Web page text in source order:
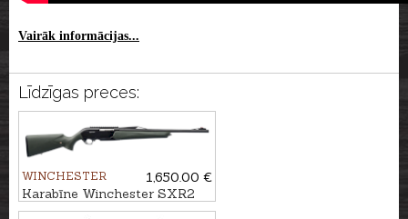
Vairāk informācijas...
Līdzīgas preces:
WINCHESTER
1,650.00 €
Karabīne Winchester SXR2
Stealth Threaded kal. .30-06